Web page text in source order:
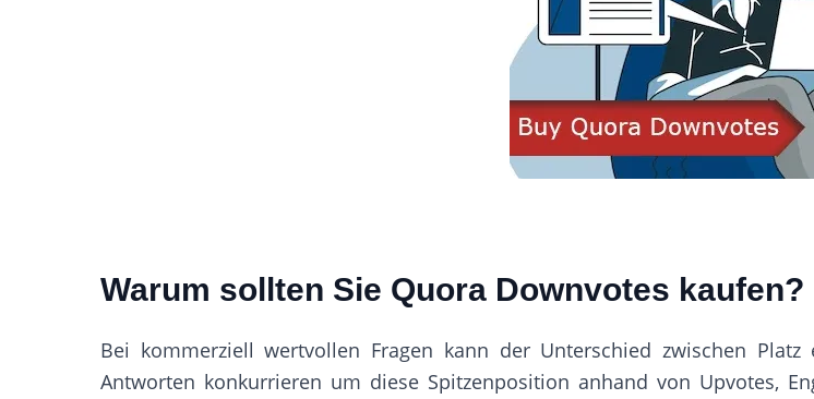
Warum sollten Sie Quora Downvotes kaufen?
Bei kommerziell wertvollen Fragen kann der Unterschied zwischen
Antworten konkurrieren um diese Spitzenposition anhand von Upvotes,